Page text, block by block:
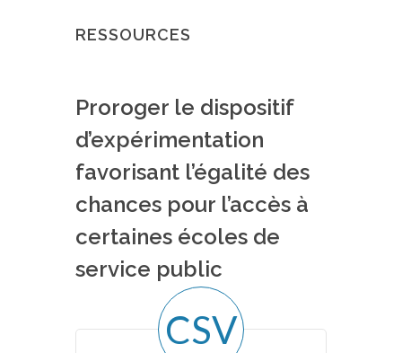
RESSOURCES
Proroger le dispositif
d’expérimentation
favorisant l’égalité des
chances pour l’accès à
certaines écoles de
service public
CSV